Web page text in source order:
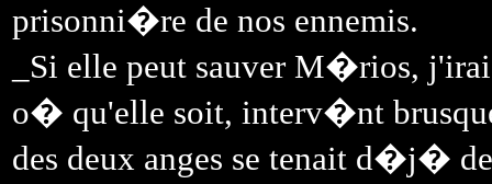
prisonni�re de nos ennemis.
_Si elle peut sauver M�rios,
o� qu'elle soit, interv�nt
des deux anges se tenait d�j�